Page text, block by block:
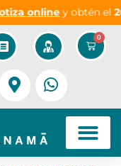
onliney obtén el
0